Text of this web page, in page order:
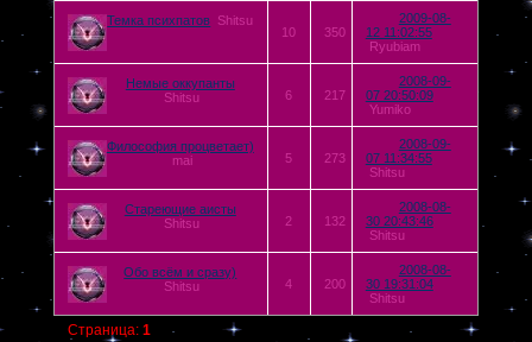
Темка психпатов Shitsu
10
350
2009-08-
12 11:02:55
Ryubiam
Немые оккупанты
Shitsu
6 217
2008-09-
07 20:50:09
Yumiko
Философия процветает)
mai
5 273
2008-09-
07 11:34:55
Shitsu
Стареющие аисты
Shitsu
2 132
2008-08-
30 20:43:46
Shitsu
Обо всём и сразу)
Shitsu
4 200
2008-08-
30 19:31:04
Shitsu
Страница: 1